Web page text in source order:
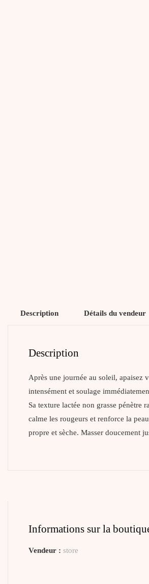
Description Détails du vendeur
Description
Après une journée au soleil, apaisez
intensément et soulage
Sa texture lactée non grasse pénètre
calme les rougeurs et renforce la
propre et sèche. Masser doucement
Informations sur la
Vendeur : store